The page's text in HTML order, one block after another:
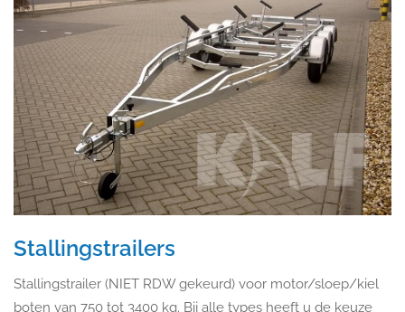
Stallingstrailers
Stallingstrailer (NIET RDW gekeurd) voor motor/sloep/kiel
boten van 750 tot 3400 kg. Bij alle types heeft u de keuze